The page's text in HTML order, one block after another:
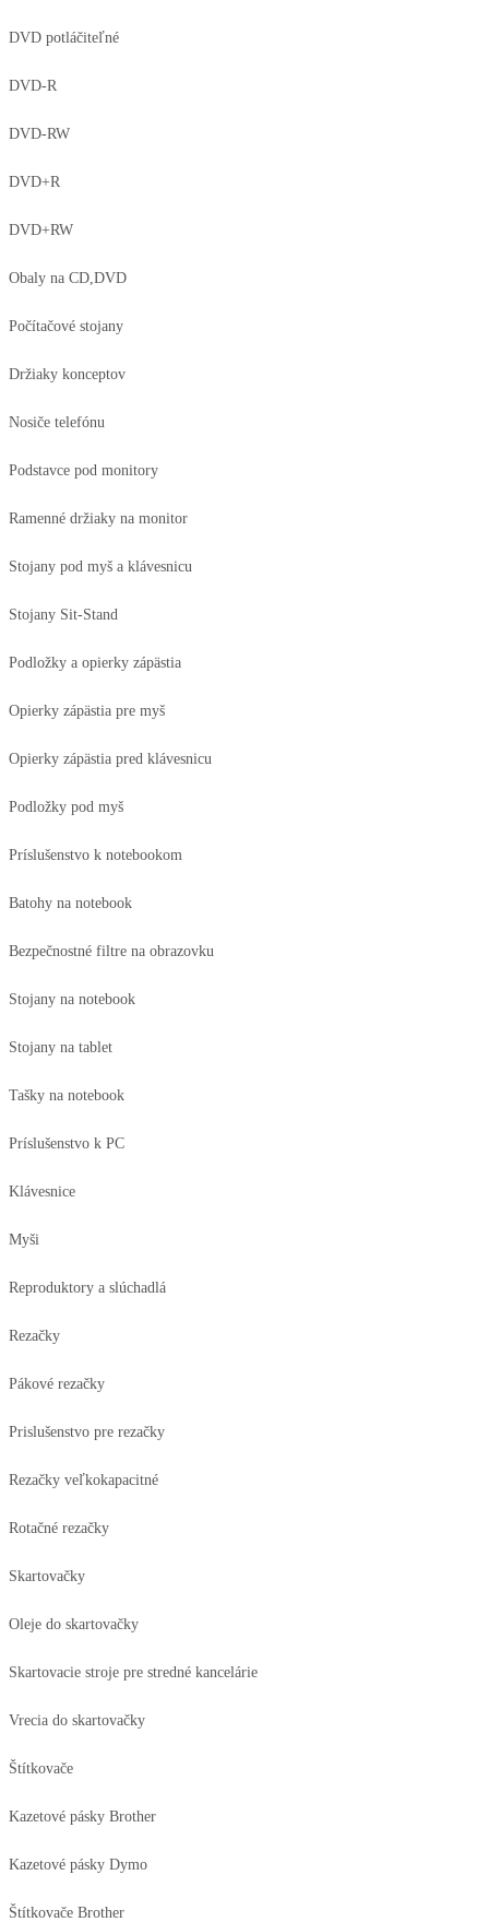
DVD potláčiteľné
DVD-R
DVD-RW
DVD+R
DVD+RW
Obaly na CD,DVD
Počítačové stojany
Držiaky konceptov
Nosiče telefónu
Podstavce pod monitory
Ramenné držiaky na monitor
Stojany pod myš a klávesnicu
Stojany Sit-Stand
Podložky a opierky zápästia
Opierky zápästia pre myš
Opierky zápästia pred klávesnicu
Podložky pod myš
Príslušenstvo k notebookom
Batohy na notebook
Bezpečnostné filtre na obrazovku
Stojany na notebook
Stojany na tablet
Tašky na notebook
Príslušenstvo k PC
Klávesnice
Myši
Reproduktory a slúchadlá
Rezačky
Pákové rezačky
Prislušenstvo pre rezačky
Rezačky veľkokapacitné
Rotačné rezačky
Skartovačky
Oleje do skartovačky
Skartovacie stroje pre stredné kancelárie
Vrecia do skartovačky
Štítkovače
Kazetové pásky Brother
Kazetové pásky Dymo
Štítkovače Brother